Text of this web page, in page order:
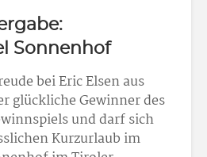
Sonnenhof
bei Eric Elsen aus
glückliche Gewinner des
und darf sich
Kurzurlaub im